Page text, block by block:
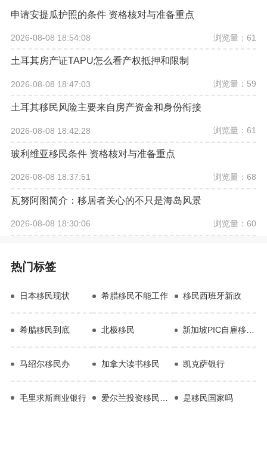
申请安提瓜护照的条件 资格核对与准备重点
2026-08-08 18:54:08 浏览量：61
土耳其房产证TAPU怎么看产权抵押和限制
2026-08-08 18:47:03 浏览量：59
土耳其移民风险主要来自房产资金和身份衔接
2026-08-08 18:42:28 浏览量：61
玻利维亚移民条件 资格核对与准备重点
2026-08-08 18:37:51 浏览量：68
瓦努阿图简介：移居者关心的不只是海岛风景
2026-08-08 18:30:06 浏览量：60
热门标签
日本移民现状 希腊移民不能工作 移民西班牙新政
希腊移民到底 北极移民 新加坡PIC自雇移民优势
马绍尔移民办 加拿大读书移民 凯克萨银行
毛里求斯商业银行 是移民国家吗